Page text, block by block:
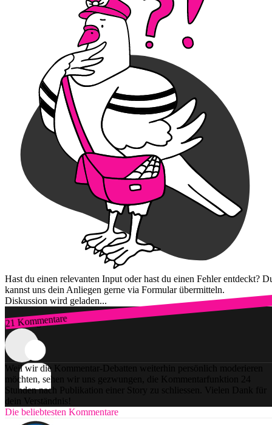
Hast du einen relevanten Input oder hast du einen Fehler entdeckt?
kannst uns dein Anliegen gerne via Formular übermitteln.
Diskussion wird geladen...
21 Kommentare
Zum Login
Weil wir die Kommentar-Debatten weiterhin persönlich moderieren
möchten, sehen wir uns gezwungen, die Kommentarfunktion 24
Stunden nach Publikation einer Story zu schliessen. Vielen Dank für
dein Verständnis!
Die beliebtesten Kommentare